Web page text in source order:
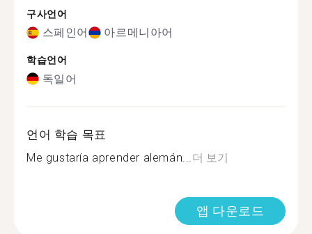
구사언어
스페인어 아르메니아어
학습언어
독일어
언어 학습 목표
Me gustaría aprender alemán... 더 보기
앱 다운로드